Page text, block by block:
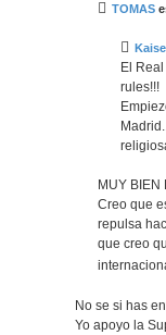
TOMAS
El
rules!!!
MUY BIEN
Creo que
repulsa
que creo
No se si has
Yo apoyo la